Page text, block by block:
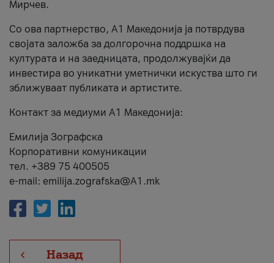
Мирчев.
Со ова партнерство, A1 Македонија ја потврдува
својата заложба за долгорочна поддршка на
културата и на заедницата, продолжувајќи да
инвестира во уникатни уметнички искуства што ги
зближуваат публиката и артистите.
Контакт за медиуми А1 Македонија:
Емилија Зографска
Корпоративни комуникации
тел. +389 75 400505
e-mail: emilija.zografska@A1.mk
Назад